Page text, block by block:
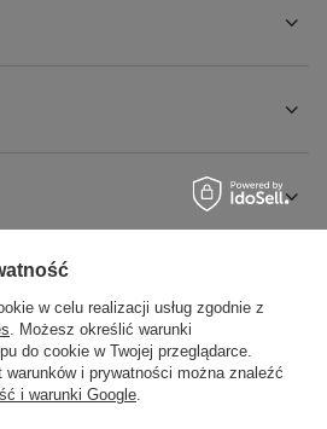
- Piątek / 8:00 - 15:30
,Wodnika 50,80-299Gdańsk
w celu realizacji usług zgodnie z
. Możesz określić warunki
do cookie w Twojej przeglądarce.
i prywatności można znaleźć
i warunki Google.